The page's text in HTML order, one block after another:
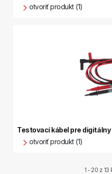
otvoriť produkt (1)
Testovací kábel pre
otvoriť produkt (1)
1 - 20 z 13